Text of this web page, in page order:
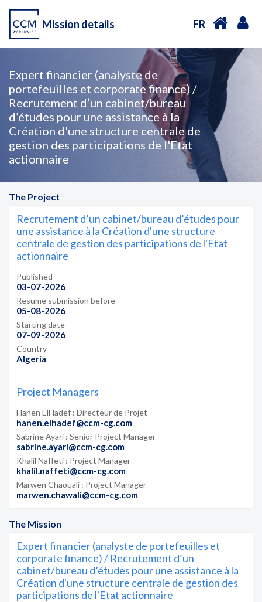
Mission details FR
Expert financier (analyste de
portefeuilles et corporate finance) /
Recrutement d’un cabinet/bureau
d’études pour une assistance à la
Création d'une structure centrale de
gestion des participations de l'Etat
actionnaire
The Mission
Expert financier (analyste de portefeuilles et
corporate finance) / Recrutement d’un
cabinet/bureau d’études pour une assistance à la
Création d'une structure centrale de gestion des
participations de l'Etat actionnaire
The Project
Recrutement d’un cabinet/bureau d’études pour
une assistance à la Création d'une structure
centrale de gestion des participations de l'Etat
actionnaire
Published
03-07-2026
Resume submission before
05-08-2026
Starting date
07-09-2026
Country
Algeria
Project Managers
Hanen ElHadef : Directeur de Projet
hanen.elhadef@ccm-cg.com
Sabrine Ayari : Senior Project Manager
sabrine.ayari@ccm-cg.com
Khalil Naffeti : Project Manager
khalil.naffeti@ccm-cg.com
Marwen Chaouali : Project Manager
marwen.chawali@ccm-cg.com